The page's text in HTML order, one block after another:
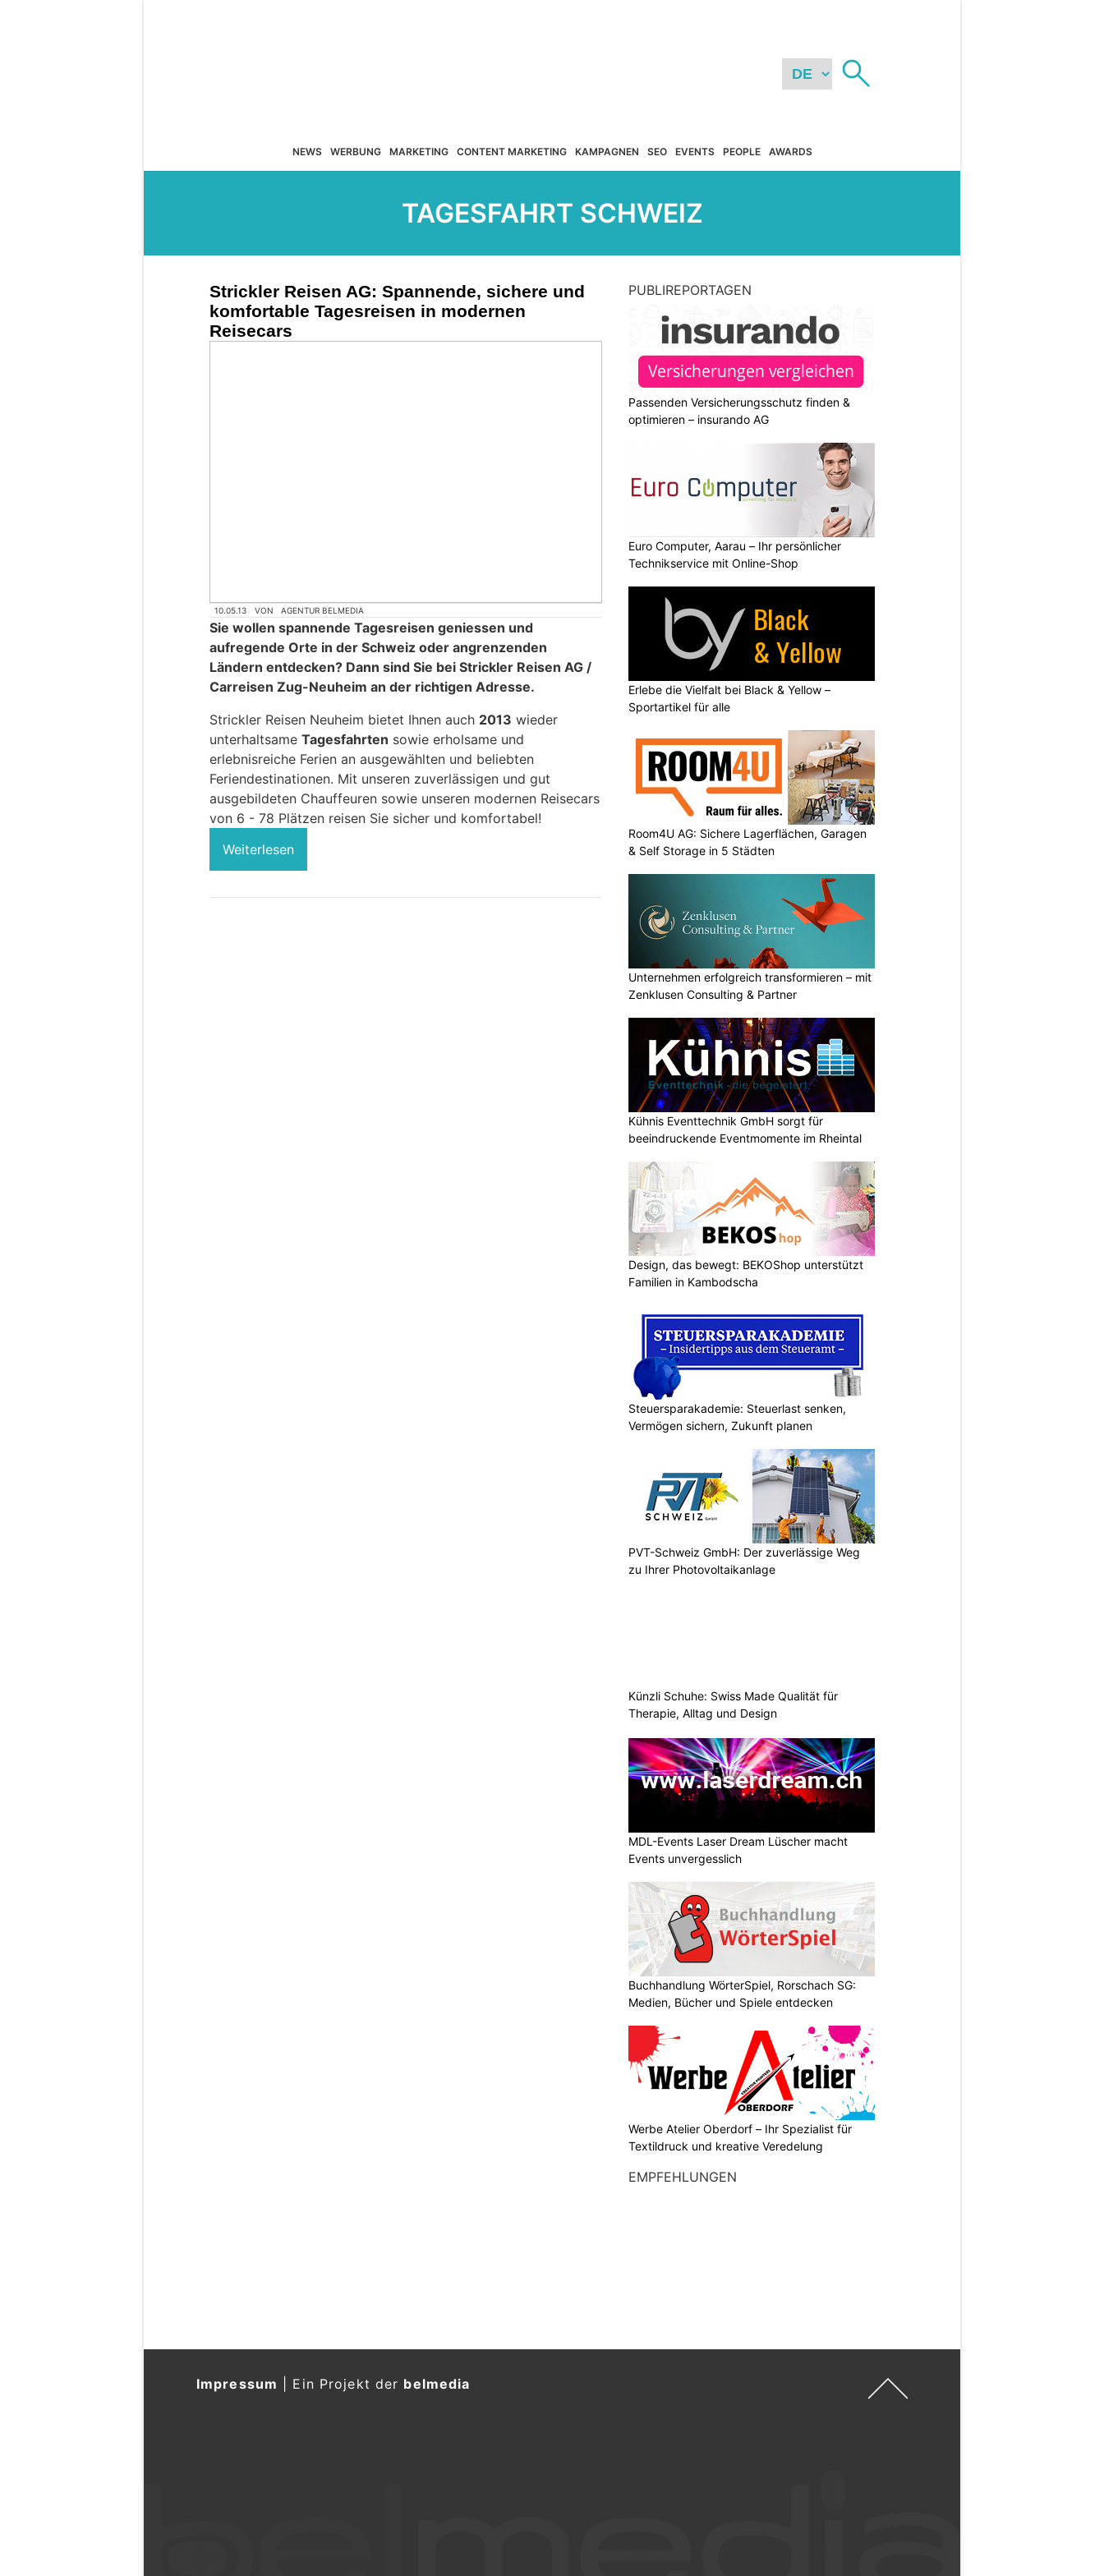
NEWS WERBUNG MARKETING CONTENT MARKETING KAMPAGNEN SEO EVENTS PEOPLE AWARDS
TAGESFAHRT SCHWEIZ
Strickler Reisen AG: Spannende, sichere und
komfortable Tagesreisen in modernen
Reisecars
10.05.13 VON AGENTUR BELMEDIA
Sie wollen spannende Tagesreisen geniessen und
aufregende Orte in der Schweiz oder angrenzenden
Ländern entdecken? Dann sind Sie bei Strickler Reisen AG /
Carreisen Zug-Neuheim an der richtigen Adresse.
Strickler Reisen Neuheim bietet Ihnen auch 2013 wieder
unterhaltsame Tagesfahrten sowie erholsame und
erlebnisreiche Ferien an ausgewählten und beliebten
Feriendestinationen. Mit unseren zuverlässigen und gut
ausgebildeten Chauffeuren sowie unseren modernen Reisecars
von 6 - 78 Plätzen reisen Sie sicher und komfortabel!
Weiterlesen
PUBLIREPORTAGEN
Passenden Versicherungsschutz finden &
optimieren – insurando AG
Euro Computer, Aarau – Ihr persönlicher
Technikservice mit Online-Shop
Erlebe die Vielfalt bei Black & Yellow –
Sportartikel für alle
Room4U AG: Sichere Lagerflächen, Garagen
& Self Storage in 5 Städten
Unternehmen erfolgreich transformieren – mit
Zenklusen Consulting & Partner
Kühnis Eventtechnik GmbH sorgt für
beeindruckende Eventmomente im Rheintal
Design, das bewegt: BEKOShop unterstützt
Familien in Kambodscha
Steuersparakademie: Steuerlast senken,
Vermögen sichern, Zukunft planen
PVT-Schweiz GmbH: Der zuverlässige Weg
zu Ihrer Photovoltaikanlage
Künzli Schuhe: Swiss Made Qualität für
Therapie, Alltag und Design
MDL-Events Laser Dream Lüscher macht
Events unvergesslich
Buchhandlung WörterSpiel, Rorschach SG:
Medien, Bücher und Spiele entdecken
Werbe Atelier Oberdorf – Ihr Spezialist für
Textildruck und kreative Veredelung
EMPFEHLUNGEN
Impressum Ein Projekt der belmedia